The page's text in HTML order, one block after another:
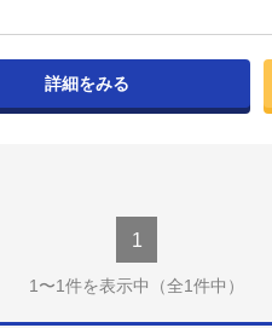
詳細をみる
1
1〜1件を表示中 （全1件中）